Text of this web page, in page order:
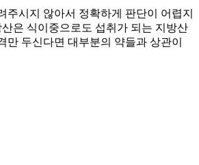
주시지 않아서 정확하게 판단이 어렵지
은 식이중으로도 섭취가 되는 지방산
만 두신다면 대부분의 약들과 상관이